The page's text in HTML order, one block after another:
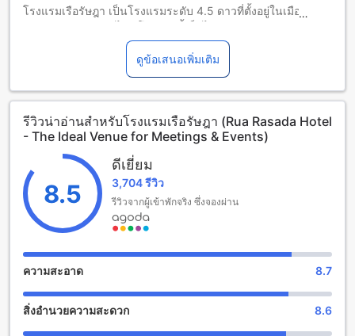
โรงแรมเรือรัษฎา เป็นโรงแรมระดับ 4.5 ดาวที่ตั้งอยู่ในเมืองตรัง
และบรรยากาศที่สุดในตรัง ทำให้เป็นที่พักที่ยอดเยี่ยมสำหรับนัก
โรงแรมเรือรัษฎาได้รับการปรับปรุงล่าสุดในปี 2011 เพื่อให้แขก
ทุกคนได้สัมผัสประสบการณ์การเข้าพักที่สะดวกสบายที่สุด
โรงแรมนี้ตั้งอยู่ห่างจากสนามบินเพียง 15 นาที และห่างจาก
ใจกลางเมืองเพียง 2 กิโลเมตร ทำให้แขกสามารถเข้าถึงสถานที่
สำคัญได้อย่างง่ายดาย
โรงแรมเรือรัษฎามีห้องพักจำนวน 217 ห้อง ทุกห้องได้รับการ
ตกแต่งอย่างดีเยี่ยมและมีสิ่งอำนวยความสะดวกที่ครบครัน
นอกจากนี้ โรงแรมยินดีต้อนรับเด็กอายุ 2-11 ปีให้พักผ่อนฟรี โดย
ไม่มีค่าใช้จ่ายเพิ่มเติม ทำให้เป็นที่พักที่เหมาะสำหรับครอบครัว
สิ่งอำนวยความสะดวกในการพักผ่อนที่โรงแรมเรือรัษฎา
โรงแรมเรือรัษฎา ให้บริการสิ่งอำนวยความสะดวกที่หลากหลาย
มารถเลือกช้อปปิ้งสินค้าต่างๆ ที่ร้านค้าภายในโรงแรม หรืออาจ
เพลิดเพลินกับการดื่มเครื่องดื่มที่บาร์ของโรงแรม นอกจากนี้ยังมี
ดูข้อเสนอเพิ่มเติม
รีวิวน่าอ่านสำหรับโรงแรมเรือรัษฎา (Rua Rasada Hotel
- The Ideal Venue for Meetings & Events)
8.5
ดีเยี่ยม
3,704 รีวิว
รีวิวจากผู้เข้าพักจริง ซึ่งจองผ่าน
ความสะอาด 8.7
สิ่งอำนวยความสะดวก 8.6